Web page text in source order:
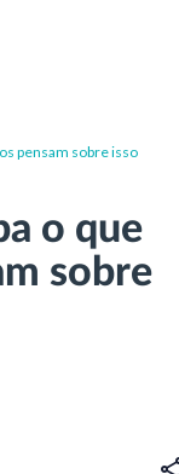
pensam sobre isso
o que
sobre